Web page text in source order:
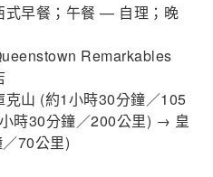
早餐；午餐 — 自理；晚
Remarkables
山 (約1小時30分鐘／105
時30分鐘／200公里) → 皇
70公里)